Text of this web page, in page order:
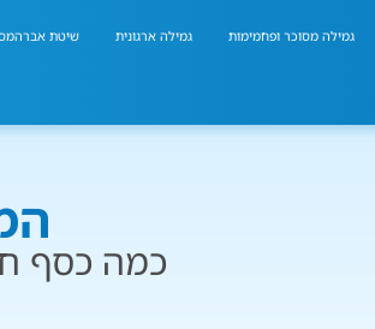
גמילה מסוכר ופחמימות גמילה ארגונית שיטת
כמה כסף